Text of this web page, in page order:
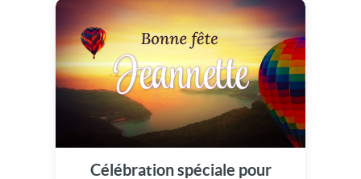
Célébration spéciale pour